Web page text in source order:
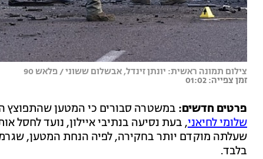
צילום תמונה ראשית: יונתן זינדל, אבשלום ששוני / פלאש 90
זמן צפייה: 01:02
פרטים חדשים: במשטרה סבורים כי המטען שהתפוצץ
שלומי לחיאני, בעת נסיעה בנתיבי איילון, נועד לחסל
שעלתה מוקדם יותר בחקירה, לפיה הנחת המטען,
בלבד.